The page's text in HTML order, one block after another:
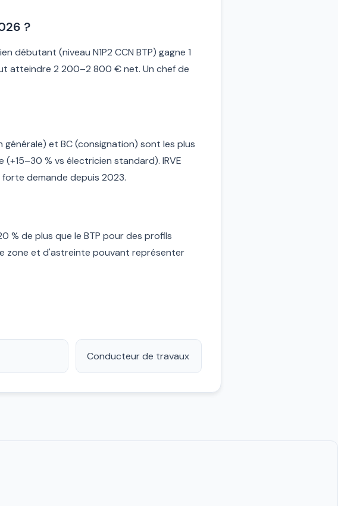
?
débutant (niveau N1P2 CCN BTP) gagne 1
atteindre 2 200–2 800 € net. Un chef de
et BC (consignation) sont les plus
% vs électricien standard). IRVE
demande depuis 2023.
% de plus que le BTP pour des profils
zone et d'astreinte pouvant représenter
Conducteur de travaux